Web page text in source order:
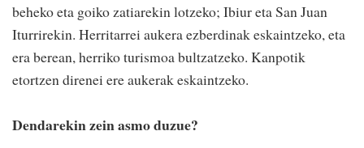
beheko eta goiko zatiarekin lotzeko; Ibiur eta San Juan
Iturrirekin. Herritarrei aukera ezberdinak eskaintzeko, eta
era berean, herriko turismoa bultzatzeko. Kanpotik
etortzen direnei ere aukerak eskaintzeko.
Dendarekin zein asmo duzue?